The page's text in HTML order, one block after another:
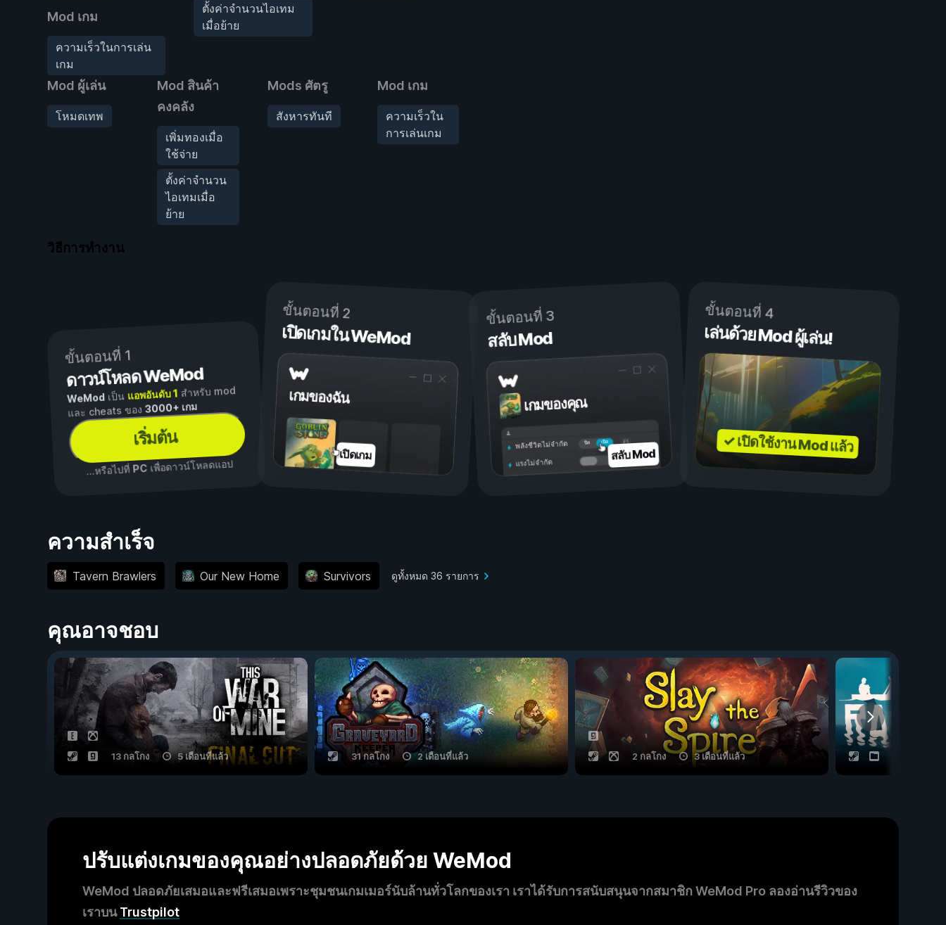
Mod เกม
ความเร็วในการเล่น
เกม
ตั้งค่าจำนวนไอเทม
เมื่อย้าย
Mod ผู้เล่น
โหมดเทพ
Mod สินค้า
คงคลัง
เพิ่มทองเมื่อ
ใช้จ่าย
ตั้งค่าจำนวน
ไอเทมเมื่อ
ย้าย
Mods ศัตรู
สังหารทันที
Mod เกม
ความเร็วใน
การเล่นเกม
วิธีการทำงาน
ขั้นตอนที่ 1
ดาวน์โหลด WeMod
WeModเป็น แอพอันดับ 1 สำหรับ mod
และ cheats ของ3000+ เกม
เริ่มต้น
...หรือไปที่ PCเพื่อดาวน์โหลดแอป
ขั้นตอนที่ 2
เปิดเกมใน WeMod
เกมของฉัน
เปิดเกม
ขั้นตอนที่ 3
สลับ Mod
เกมของคุณ
เปิด
ปิด
พลังชีวิตไม่จำกัด
แรงไม่จำกัด สลับ Mod
ขั้นตอนที่ 4
เล่นด้วย Mod ผู้เล่น!
✓ เปิดใช้งาน Mod แล้ว
ความสำเร็จ
Tavern Brawlers Our New Home Survivors ดูทั้งหมด 36 รายการ
คุณอาจชอบ
13 กลโกง 5 เดือนที่แล้ว 31 กลโกง 2 เดือนที่แล้ว 2 กลโกง 3 เดือนที่แล้ว
ปรับแต่งเกมของคุณอย่างปลอดภัยด้วย WeMod
WeMod ปลอดภัยเสมอและฟรีเสมอเพราะชุมชนเกมเมอร์นับล้านทั่วโลกของเรา เราได้รับการสนับสนุนจากสมาชิก WeMod Pro ลองอ่านรีวิวของ
เราบนTrustpilot